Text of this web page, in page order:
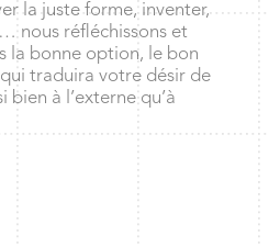
la juste forme, inventer,
nous réfléchissons et
la bonne option, le bon
traduira votre désir de
bien à l’externe qu’à